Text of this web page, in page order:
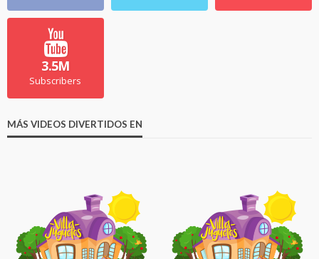
3.5M
Subscribers
MÁS VIDEOS DIVERTIDOS EN